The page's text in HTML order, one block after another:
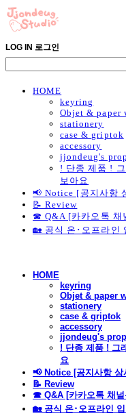
LOG IN 로그인
HOME
keyring
Objet & paper
stationery
case & griptok
accessory
jjondeug's
! 단종 제품 !
보아요
📢 Notice [공지사항
📝 Review
☎ Q&A [카카오톡 채
🏡 공식 온･오프라인
HOME
keyring
Objet & paper
stationery
case & griptok
accessory
jjondeug's
! 단종 제품 ! 그
요
📢 Notice [공지사항 상
📝 Review
☎ Q&A [카카오톡 채널
🏡 공식 온･오프라인